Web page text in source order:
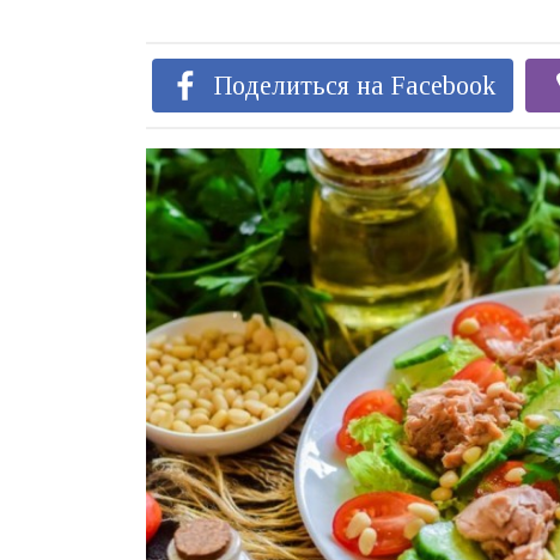
Поделиться на Facebook